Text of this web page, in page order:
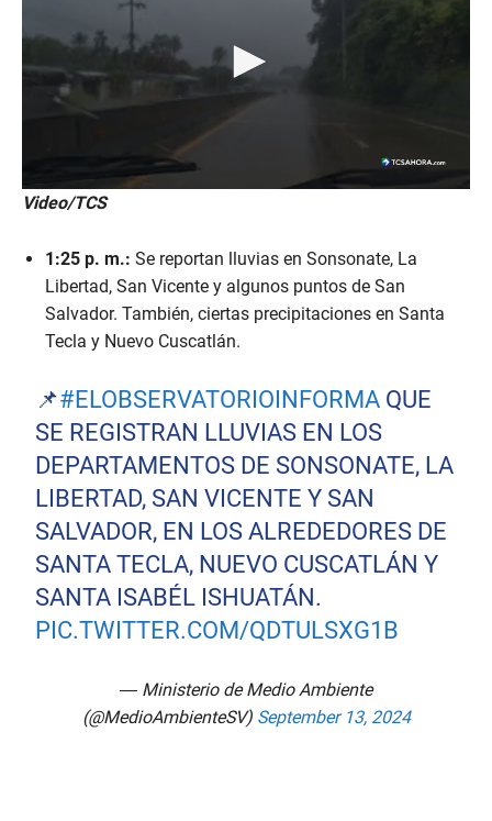
0
s
o
Video/TCS
1:25 p. m.: Se reportan lluvias en Sonsonate, La
Libertad, San Vicente y algunos puntos de San
Salvador. También, ciertas precipitaciones en Santa
Tecla y Nuevo Cuscatlán.
📌#ELOBSERVATORIOINFORMA QUE
SE REGISTRAN LLUVIAS EN LOS
DEPARTAMENTOS DE SONSONATE, LA
LIBERTAD, SAN VICENTE Y SAN
SALVADOR, EN LOS ALREDEDORES DE
SANTA TECLA, NUEVO CUSCATLÁN Y
SANTA ISABÉL ISHUATÁN.
PIC.TWITTER.COM/QDTULSXG1B
— Ministerio de Medio Ambiente
(@MedioAmbienteSV) September 13, 2024